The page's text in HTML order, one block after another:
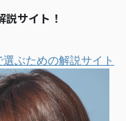
サイト！
ぶための解説サイト